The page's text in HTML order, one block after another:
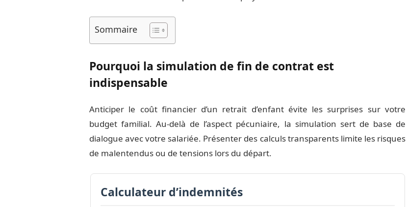
Sommaire
Pourquoi la simulation de fin de contrat est
indispensable
Anticiper le coût financier d’un retrait d’enfant évite les surprises sur votre
budget familial. Au-delà de l’aspect pécuniaire, la simulation sert de base de
dialogue avec votre salariée. Présenter des calculs transparents limite les risques
de malentendus ou de tensions lors du départ.
Calculateur d’indemnités